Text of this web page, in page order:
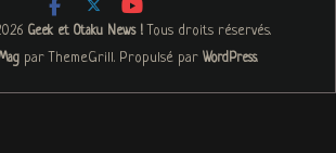
Geek et Otaku News !. Tous droits réservés.
par ThemeGrill. Propulsé par WordPress.